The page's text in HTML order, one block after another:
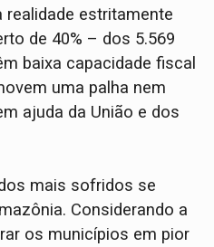
realidade estritamente
de 40% – dos 5.569
baixa capacidade fiscal
uma palha nem
ajuda da União e dos
mais sofridos se
Considerando a
os municípios em pior